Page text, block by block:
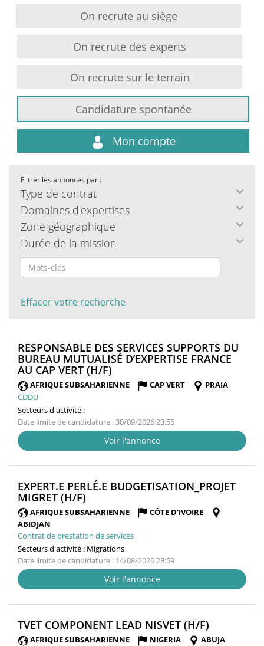
On recrute au siège
On recrute des experts
On recrute sur le terrain
Candidature spontanée
Mon compte
Filtrer les annonces par :
Type de contrat
Domaines d'expertises
Zone géographique
Durée de la mission
Effacer votre recherche
RESPONSABLE DES SERVICES SUPPORTS DU
BUREAU MUTUALISÉ D’EXPERTISE FRANCE
AU CAP VERT (H/F)
FENÊTRE)
AFRIQUE SUBSAHARIENNE CAP VERT
PRAIA
CDDU
Secteurs d'activité :
Date limite de candidature : 30/09/2026 23:55
Voir l'annonce
EXPERT.E PERLÉ.E BUDGETISATION_PROJET
MIGRET (H/F)
FENÊTRE)
AFRIQUE SUBSAHARIENNE
CÔTE D'IVOIRE
ABIDJAN
Contrat de prestation de services
Secteurs d'activité : Migrations
Date limite de candidature : 14/08/2026 23:59
Voir l'annonce
TVET COMPONENT LEAD NISVET (H/F)
FENÊTRE)
AFRIQUE SUBSAHARIENNE NIGERIA
ABUJA